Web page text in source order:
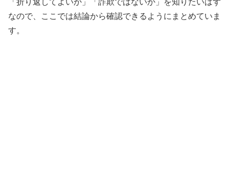
「折り返してよいか」「詐欺ではないか」を知りたいはず
なので、ここでは結論から確認できるようにまとめていま
す。